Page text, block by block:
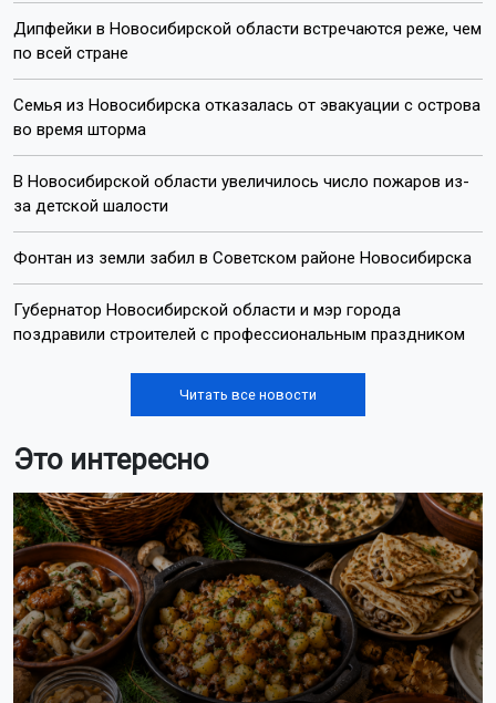
Дипфейки в Новосибирской области встречаются реже, чем
по всей стране
Семья из Новосибирска отказалась от эвакуации с острова
во время шторма
В Новосибирской области увеличилось число пожаров из-
за детской шалости
Фонтан из земли забил в Советском районе Новосибирска
Губернатор Новосибирской области и мэр города
поздравили строителей с профессиональным праздником
Читать все новости
Это интересно